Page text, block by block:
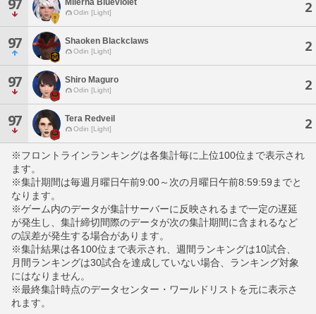
97 Milerna Blueviolet
Odin [Light] 2
97 Shaoken Blackclaws
Odin [Light] 2
97 Shiro Maguro
Odin [Light] 2
97 Tera Redveil
Odin [Light] 2
※フロントラインランキングは各集計毎に上位100位まで表示され
ます。
※集計期間は毎週月曜日午前9:00～次の月曜日午前8:59:59までと
なります。
※ゲーム内のデータが集計サーバーに反映されるまで一定の遅延
が発生し、集計締切間際のデータが次の集計期間に含まれるなど
の誤差が発生する場合があります。
※集計結果は各100位まで表示され、週間ランキングは10試合、
月間ランキングは30試合を達成していない場合、ランキング対象
にはなりません。
※最終集計時点のデータセンター・ワールドリストを元に表示さ
れます。